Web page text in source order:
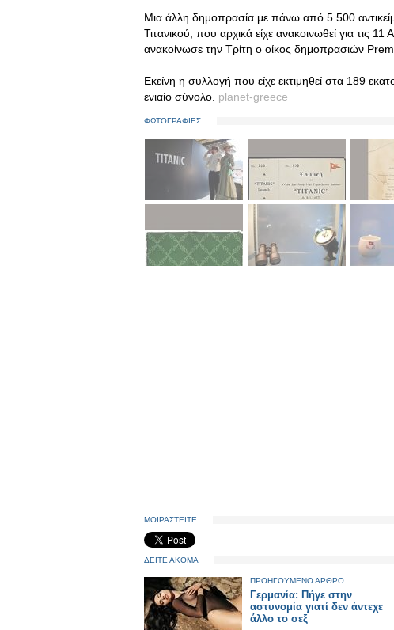
Μια άλλη δημοπρασία με πάνω από 5.500
Τιτανικού, που αρχικά είχε ανακοινωθεί για τις
ανακοίνωσε την Τρίτη ο οίκος δημοπρασιών
Εκείνη η συλλογή που είχε εκτιμηθεί στα 189
ενιαίο σύνολο. planet-greece
ΦΩΤΟΓΡΑΦΙΕΣ
ΜΟΙΡΑΣΤΕΙΤΕ
ΔΕΙΤΕ ΑΚΟΜΑ
ΠΡΟΗΓΟΥΜΕΝΟ ΑΡΘΡΟ
Γερμανία: Πήγε στην
αστυνομία γιατί δεν άντεχε
άλλο το σεξ